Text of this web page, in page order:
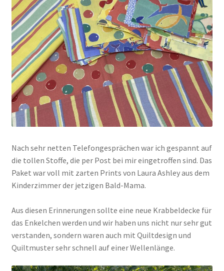
Warenkorb
Widerrufsbelehrung
Zahlungsarten
Nach sehr netten Telefongesprächen war ich gespannt auf
die tollen Stoffe, die per Post bei mir eingetroffen sind. Das
Paket war voll mit zarten Prints von Laura Ashley aus dem
Kinderzimmer der jetzigen Bald-Mama.
Aus diesen Erinnerungen sollte eine neue Krabbeldecke für
das Enkelchen werden und wir haben uns nicht nur sehr gut
verstanden, sondern waren auch mit Quiltdesign und
Quiltmuster sehr schnell auf einer Wellenlänge.